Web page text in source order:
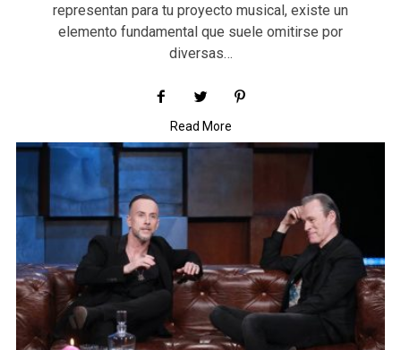
representan para tu proyecto musical, existe un
elemento fundamental que suele omitirse por
diversas…
Read More